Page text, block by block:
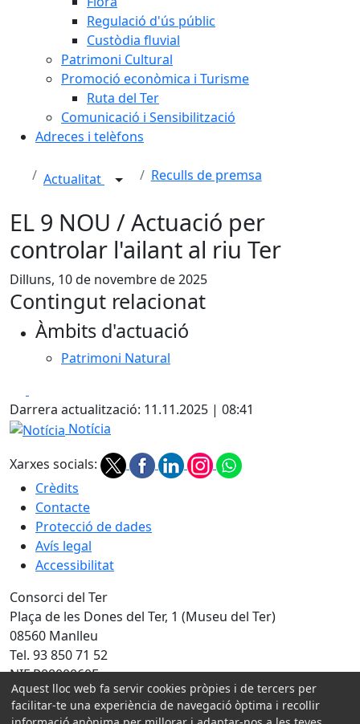
Regulació d'ús públic
Custòdia fluvial
Patrimoni Cultural
Promoció econòmica i Turisme
Ruta del Ter
Comunicació i Sensibilització
Adreces i telèfons
Actualitat Reculls de premsa
EL 9 NOU / Actuació per
controlar l'ailant al riu Ter
Dilluns, 10 de novembre de 2025
Contingut relacionat
Àmbits d'actuació
Patrimoni Natural
Darrera actualització: 11.11.2025 | 08:41
Notícia
Notícia
Xarxes socials:
Crèdits
Contacte
Protecció de dades
Avís legal
Accessibilitat
Consorci del Ter
Plaça de les Dones del Ter, 1 (Museu del Ter)
08560 Manlleu
Tel. 93 850 71 52
NIF P0800060F
Amb la col·laboració de:
Aquest lloc web fa servir cookies pròpies i de tercers per
facilitar-te una experiència de navegació òptima i recollir